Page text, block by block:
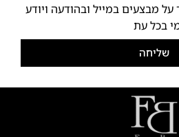
מבצעים במייל ובהודעה ויודע
בכל עת
שליחה